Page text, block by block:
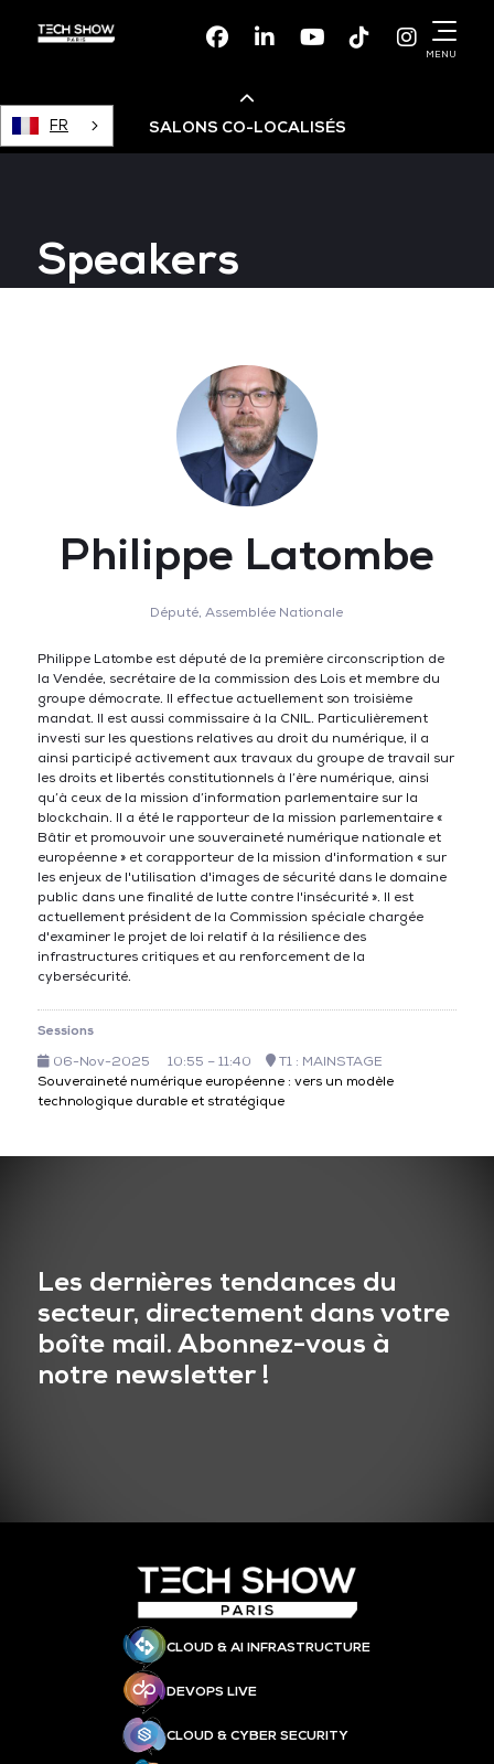
FacebookLinkedinYoutubeTikTok
MENU
FR SALONS CO-LOCALISÉS
Devops Live
Data & AI Leaders Summit
Speakers
Philippe Latombe
Député,Assemblée Nationale
Philippe Latombe est député de la première circonscription de
la Vendée, secrétaire de la commission des Lois et membre du
groupe démocrate. Il effectue actuellement son troisième
mandat. Il est aussi commissaire à la CNIL. Particulièrement
investi sur les questions relatives au droit du numérique, il a
ainsi participé activement aux travaux du groupe de travail sur
les droits et libertés constitutionnels à l’ère numérique, ainsi
qu’à ceux de la mission d’information parlementaire sur la
blockchain. Il a été le rapporteur de la mission parlementaire «
Bâtir et promouvoir une souveraineté numérique nationale et
européenne » et corapporteur de la mission d'information « sur
les enjeux de l'utilisation d'images de sécurité dans le domaine
public dans une finalité de lutte contre l'insécurité ». Il est
actuellement président de la Commission spéciale chargée
d'examiner le projet de loi relatif à la résilience des
infrastructures critiques et au renforcement de la
cybersécurité.
Sessions
06-Nov-2025
10:55 – 11:40
T1 : MAINSTAGE
Souveraineté numérique européenne : vers un modèle
technologique durable et stratégique
Les dernières tendances du
secteur, directement dans votre
boîte mail. Abonnez-vous à
notre newsletter !
CLOUD & AI INFRASTRUCTURE
DEVOPS LIVE
CLOUD & CYBER SECURITY